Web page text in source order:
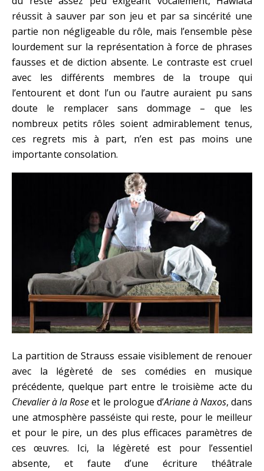
réussit à sauver par son jeu et par sa sincérité une
partie non négligeable du rôle, mais l’ensemble pèse
lourdement sur la représentation à force de phrases
fausses et de diction absente. Le contraste est cruel
avec les différents membres de la troupe qui
l’entourent et dont l’un ou l’autre auraient pu sans
doute le remplacer sans dommage – que les
nombreux petits rôles soient admirablement tenus,
ces regrets mis à part, n’en est pas moins une
importante consolation.
La partition de Strauss essaie visiblement de renouer
avec la légèreté de ses comédies en musique
précédente, quelque part entre le troisième acte du
Chevalier à la Roseet le prologue d’Ariane à Naxos, dans
une atmosphère passéiste qui reste, pour le meilleur
et pour le pire, un des plus efficaces paramètres de
ces œuvres. Ici, la légèreté est pour l’essentiel
absente, et faute d’une écriture théâtrale